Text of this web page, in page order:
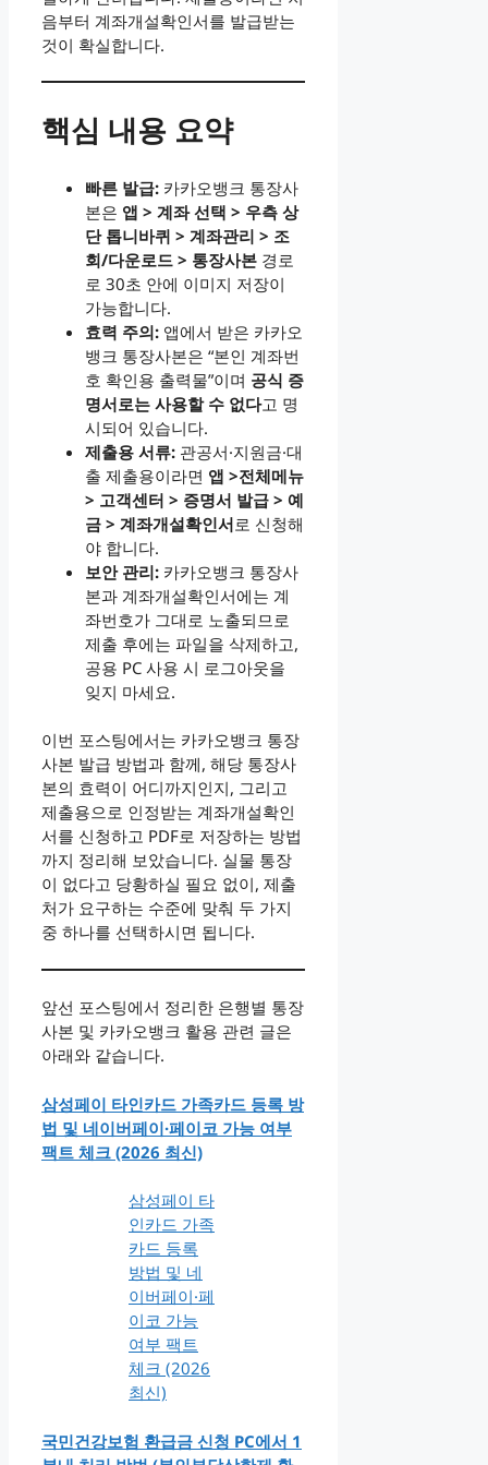
음부터 계좌개설확인서를 발급받는
것이 확실합니다.
핵심 내용 요약
빠른 발급: 카카오뱅크 통장사
본은 앱 > 계좌 선택 > 우측 상
단 톱니바퀴 > 계좌관리 > 조
회/다운로드 > 통장사본 경로
로 30초 안에 이미지 저장이
가능합니다.
효력 주의: 앱에서 받은 카카오
뱅크 통장사본은 “본인 계좌번
호 확인용 출력물”이며 공식 증
명서로는 사용할 수 없다고 명
시되어 있습니다.
제출용 서류: 관공서·지원금·대
출 제출용이라면 앱 >전체메뉴
> 고객센터 > 증명서 발급 > 예
금 > 계좌개설확인서로 신청해
야 합니다.
보안 관리: 카카오뱅크 통장사
본과 계좌개설확인서에는 계
좌번호가 그대로 노출되므로
제출 후에는 파일을 삭제하고,
공용 PC 사용 시 로그아웃을
잊지 마세요.
이번 포스팅에서는 카카오뱅크 통장
사본 발급 방법과 함께, 해당 통장사
본의 효력이 어디까지인지, 그리고
제출용으로 인정받는 계좌개설확인
서를 신청하고 PDF로 저장하는 방법
까지 정리해 보았습니다. 실물 통장
이 없다고 당황하실 필요 없이, 제출
처가 요구하는 수준에 맞춰 두 가지
중 하나를 선택하시면 됩니다.
앞선 포스팅에서 정리한 은행별 통장
사본 및 카카오뱅크 활용 관련 글은
아래와 같습니다.
삼성페이 타인카드 가족카드 등록 방
법 및 네이버페이·페이코 가능 여부
팩트 체크 (2026 최신)
삼성페이 타
인카드 가족
카드 등록
방법 및 네
이버페이·페
이코 가능
여부 팩트
체크 (2026
최신)
국민건강보험 환급금 신청 PC에서 1